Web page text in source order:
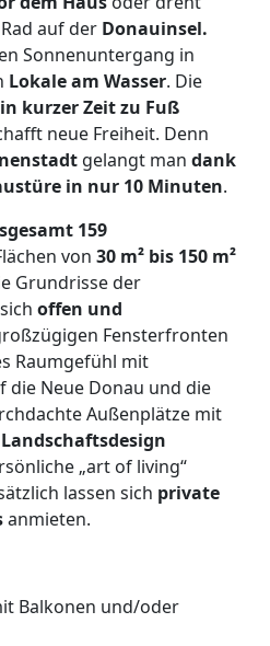
auf der Donauinsel.
Sonnenuntergang in
Lokale am Wasser. Die
kurzer Zeit zu Fuß
neue Freiheit. Denn
gelangt man dank
in nur 10 Minuten.
159
von 30 m² bis 150 m²
Grundrisse der
offen und
Fensterfronten
Raumgefühl mit
die Neue Donau und die
Außenplätze mit
Landschaftsdesign
„art of living“
lassen sich private
anmieten.
Balkonen und/oder